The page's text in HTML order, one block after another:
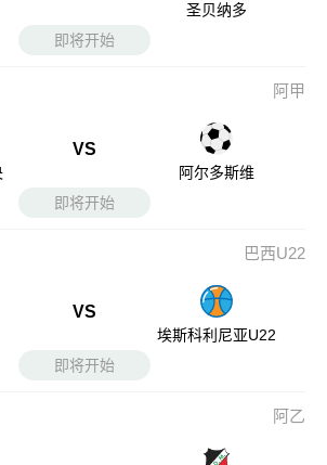
圣贝纳多
即将开始
阿甲
VS
阿尔多斯维
即将开始
巴西U22
VS
埃斯科利尼亚U22
即将开始
阿乙